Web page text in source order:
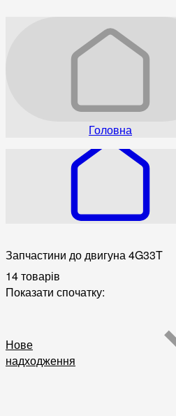
Головна
Запчастини до двигуна 4G33T
14 товарів
Показати спочатку:
Нове
надходження